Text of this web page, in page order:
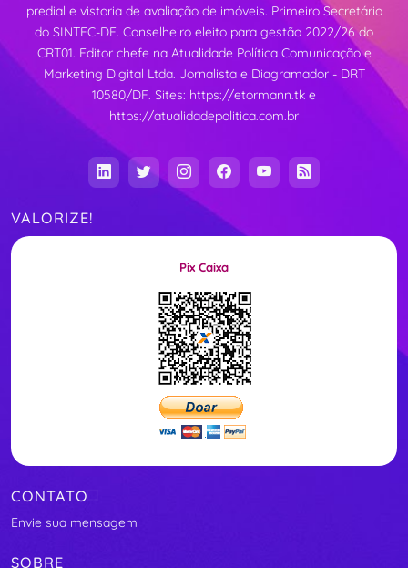
predial e vistoria de avaliação de imóveis. Primeiro Secretário
do SINTEC-DF. Conselheiro eleito para gestão 2022/26 do
CRT01. Editor chefe na Atualidade Política Comunicação e
Marketing Digital Ltda. Jornalista e Diagramador - DRT
10580/DF. Sites: https://etormann.tk e
https://atualidadepolitica.com.br
VALORIZE!
Pix Caixa
CONTATO
Envie sua mensagem
SOBRE